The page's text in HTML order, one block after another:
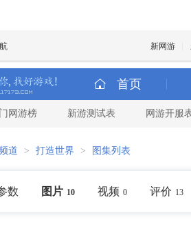
新网游
首页
网游榜 新游测试表 网游开服
道 > 打造世界 > 图集列表
数 图片 10 视频 0 评价 13